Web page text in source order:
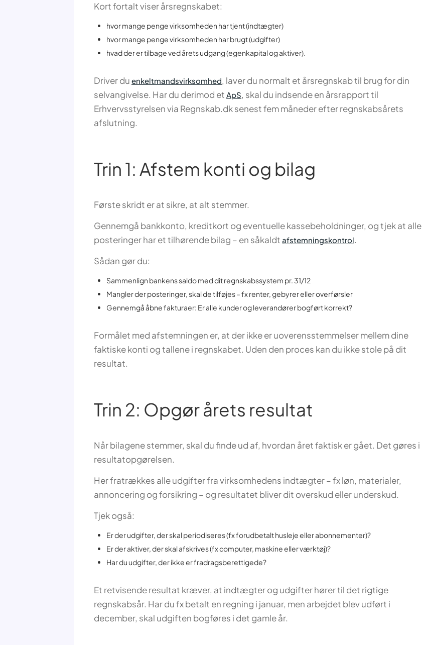
Kort fortalt viser årsregnskabet:
hvor mange penge virksomheden har tjent (indtægter)
hvor mange penge virksomheden har brugt (udgifter)
hvad der er tilbage ved årets udgang (egenkapital og aktiver).
Driver du enkeltmandsvirksomhed, laver du normalt et årsregnskab til brug for din
selvangivelse. Har du derimod et ApS, skal du indsende en årsrapport til
Erhvervsstyrelsen via Regnskab.dk senest fem måneder efter regnskabsårets
afslutning.
Trin 1: Afstem konti og bilag
Første skridt er at sikre, at alt stemmer.
Gennemgå bankkonto, kreditkort og eventuelle kassebeholdninger, og tjek at alle
posteringer har et tilhørende bilag – en såkaldt afstemningskontrol.
Sådan gør du:
Sammenlign bankens saldo med dit regnskabssystem pr. 31/12
Mangler der posteringer, skal de tilføjes – fx renter, gebyrer eller overførsler
Gennemgå åbne fakturaer: Er alle kunder og leverandører bogført korrekt?
Formålet med afstemningen er, at der ikke er uoverensstemmelser mellem dine
faktiske konti og tallene i regnskabet. Uden den proces kan du ikke stole på dit
resultat.
Trin 2: Opgør årets resultat
Når bilagene stemmer, skal du finde ud af, hvordan året faktisk er gået. Det gøres i
resultatopgørelsen.
Her fratrækkes alle udgifter fra virksomhedens indtægter – fx løn, materialer,
annoncering og forsikring – og resultatet bliver dit overskud eller underskud.
Tjek også:
Er der udgifter, der skal periodiseres (fx forudbetalt husleje eller abonnementer)?
Er der aktiver, der skal afskrives (fx computer, maskine eller værktøj)?
Har du udgifter, der ikke er fradragsberettigede?
Et retvisende resultat kræver, at indtægter og udgifter hører til det rigtige
regnskabsår. Har du fx betalt en regning i januar, men arbejdet blev udført i
december, skal udgiften bogføres i det gamle år.